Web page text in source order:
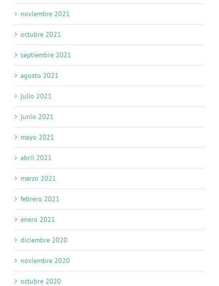
noviembre 2021
octubre 2021
septiembre 2021
agosto 2021
julio 2021
junio 2021
mayo 2021
abril 2021
marzo 2021
febrero 2021
enero 2021
diciembre 2020
noviembre 2020
octubre 2020